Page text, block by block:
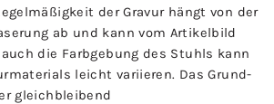
der Gravur hängt von der
ab und kann vom Artikelbild
die Farbgebung des Stuhls kann
leicht variieren. Das Grund-
gleichbleibend